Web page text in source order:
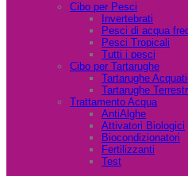
Cibo per Pesci
Invertebrati
Pesci di acqua
Pesci Tropicali
Tutti i pesci
Cibo per Tartarughe
Tartarughe
Tartarughe
Trattamento Acqua
AntiAlghe
Attivatori Biologici
Biocondizionatori
Fertilizzanti
Test